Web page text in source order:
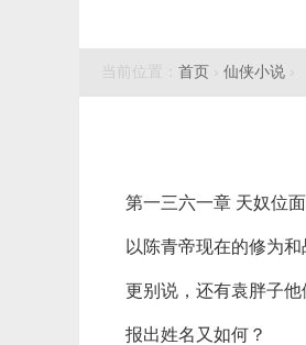
当前位置： 首页 › 仙侠小说 ›
第一三六一章 天奴位面
以陈青帝现在的修为
更别说，还有袁胖子他
报出姓名又如何？